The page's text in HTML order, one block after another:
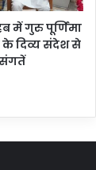
में गुरु पूर्णिमा
के दिव्य संदेश से
संगतें